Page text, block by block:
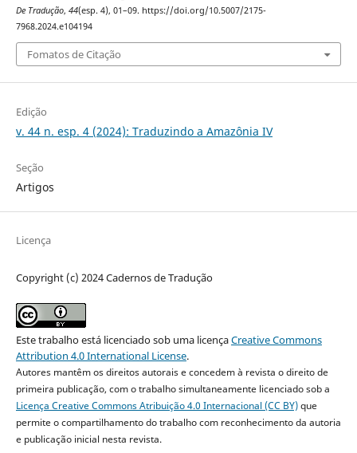
De Tradução, 44(esp. 4), 01–09. https://doi.org/10.5007/2175-
7968.2024.e104194
Fomatos de Citação
Edição
v. 44 n. esp. 4 (2024): Traduzindo a Amazônia IV
Seção
Artigos
Licença
Copyright (c) 2024 Cadernos de Tradução
Este trabalho está licenciado sob uma licençaCreative Commons
Attribution 4.0 International License.
Autores mantêm os direitos autorais e concedem à revista o direito de
primeira publicação, com o trabalho simultaneamente licenciado sob a
Licença Creative Commons Atribuição 4.0 Internacional (CC BY)que
permite o compartilhamento do trabalho com reconhecimento da autoria
e publicação inicial nesta revista.